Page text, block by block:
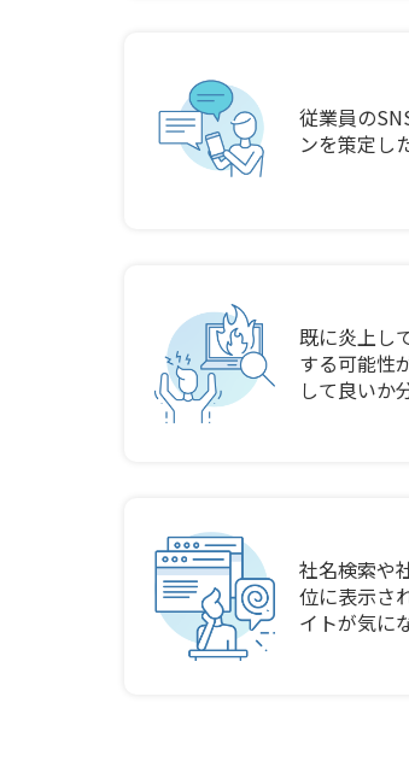
従業員の
ンを策定し
既に炎上し
する可能性
して良いか
社名検索や
位に表示さ
イトが気に